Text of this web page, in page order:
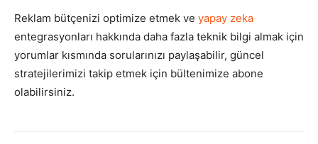
Reklam bütçenizi optimize etmek ve yapay zeka
entegrasyonları hakkında daha fazla teknik bilgi almak için
yorumlar kısmında sorularınızı paylaşabilir, güncel
stratejilerimizi takip etmek için bültenimize abone
olabilirsiniz.